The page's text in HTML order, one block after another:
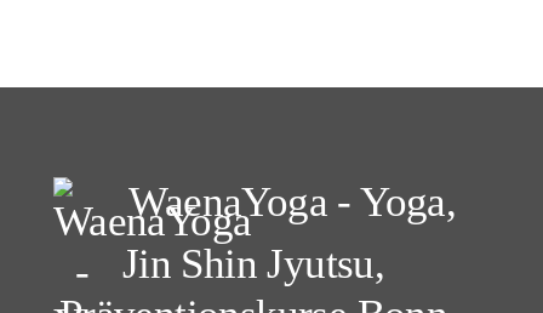
WaenaYoga - Yoga,
Jin Shin Jyutsu,